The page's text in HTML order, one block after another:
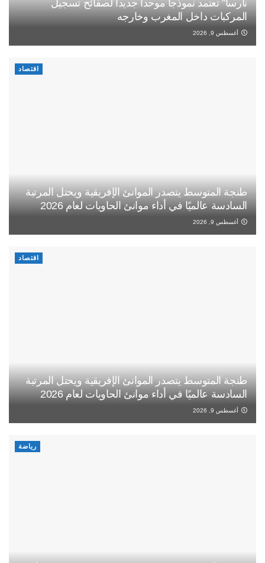
نارسا” تعتمد نموذجا موحدا جديدا لصفائح تسجيل
المركبات داخل المغرب وخارجه
أغسطس 9, 2026
اقتصاد
طنجة المتوسط يتصدر الموانئ الإفريقية ويحتل المرتبة
السادسة عالميًا في أداء موانئ الحاويات لعام 2026
أغسطس 9, 2026
اقتصاد
طنجة المتوسط يتصدر الموانئ الإفريقية ويحتل المرتبة
السادسة عالميًا في أداء موانئ الحاويات لعام 2026
أغسطس 9, 2026
رياضة